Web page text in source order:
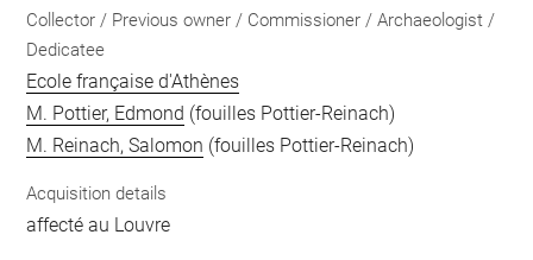
Collector / Previous owner / Commissioner / Archaeologist /
Dedicatee
Ecole française d'Athènes
M. Pottier, Edmond (fouilles Pottier-Reinach)
M. Reinach, Salomon (fouilles Pottier-Reinach)
Acquisition details
affecté au Louvre